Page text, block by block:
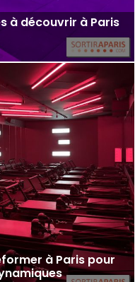
à découvrir à Paris
à Paris pour